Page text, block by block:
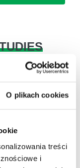
O plikach cookies
treści
i